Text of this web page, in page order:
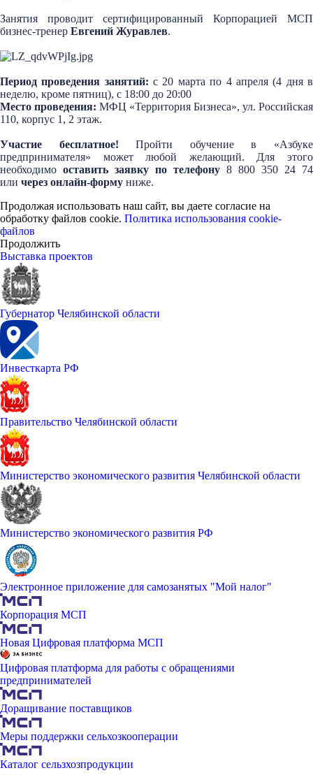
Занятия проводит сертифицированный Корпорацией МСП
бизнес-тренер Евгений Журавлев.
Период проведения занятий:с 20 марта по 4 апреля (4 дня в
неделю, кроме пятниц), с 18:00 до 20:00
Место проведения: МФЦ «Территория Бизнеса», ул. Российская
110, корпус 1, 2 этаж.
Участие бесплатное!Пройти обучение в «Азбуке
предпринимателя» может любой желающий. Для этого
необходимо оставить заявку по телефону 8 800 350 24 74
или через онлайн-форму ниже.
Продолжая использовать наш сайт, вы даете согласие на
обработку файлов cookie. Политика использования cookie-
файлов
Продолжить
Выставка проектов
Губернатор Челябинской области
Инвесткарта РФ
Правительство Челябинской области
Министерство экономического развития Челябинской области
Министерство экономического развития РФ
Электронное приложение для самозанятых "Мой налог"
Корпорация МСП
Новая Цифровая платформа МСП
Цифровая платформа для работы с обращениями
предпринимателей
Доращивание поставщиков
Меры поддержки сельхозкооперации
Каталог сельзхозпродукции